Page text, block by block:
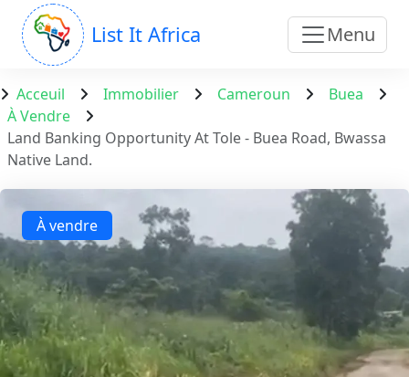
List It Africa Menu
Acceuil Immobilier Cameroun
Buea
À Vendre
Land Banking Opportunity At Tole - Buea Road, Bwassa
Native Land.
À vendre